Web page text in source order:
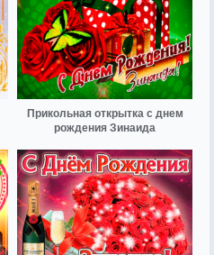
Прикольная открытка с днем
рождения Зинаида